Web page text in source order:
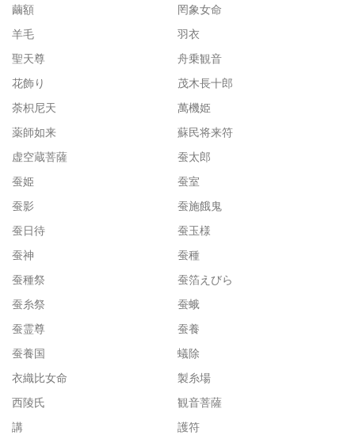
繭額
罔象女命
羊毛
羽衣
聖天尊
舟乗観音
花飾り
茂木長十郎
荼枳尼天
萬機姫
薬師如来
蘇民将来符
虚空蔵菩薩
蚕太郎
蚕姫
蚕室
蚕影
蚕施餓鬼
蚕日待
蚕玉様
蚕神
蚕種
蚕種祭
蚕箔えびら
蚕糸祭
蚕蛾
蚕霊尊
蚕養
蚕養国
蟻除
衣織比女命
製糸場
西陵氏
観音菩薩
講
護符